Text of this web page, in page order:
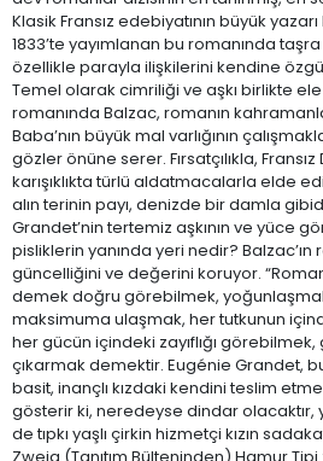
Klasik Fransız edebiyatının büyük
1833’te yayımlanan bu romanında taşra
özellikle parayla ilişkilerini kendine
Temel olarak cimriliği ve aşkı birlikte ele
romanında Balzac, romanın
Baba’nın büyük mal varlığının
gözler önüne serer. Fırsatçılıkla,
karışıklıkta türlü aldatmacalarla elde
alın terinin payı, denizde bir damla
Grandet’nin tertemiz aşkının ve yüce
pisliklerin yanında yeri nedir? Balzac’ın
güncelliğini ve değerini koruyor.
demek doğru görebilmek,
maksimuma ulaşmak, her tutkunun
her gücün içindeki zayıflığı görebilmek,
çıkarmak demektir. Eugénie Grandet,
basit, inançlı kızdaki kendini teslim
gösterir ki, neredeyse dindar olacaktır,
de tıpkı yaşlı çirkin hizmetçi kızın